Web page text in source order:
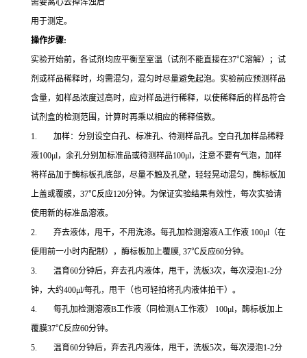
需要离心去掉浑浊后
用于测定。
操作步骤:
实验开始前，各试剂均应平衡至室温（试剂不能直接在37℃溶解）；试
剂或样品稀释时，均需混匀，混匀时尽量避免起泡。实验前应预测样品
含量，如样品浓度过高时，应对样品进行稀释，以使稀释后的样品符合
试剂盒的检测范围，计算时再乘以相应的稀释倍数。
1. 加样：分别设空白孔、标准孔、待测样品孔。空白孔加样品稀释
液100μl，余孔分别加标准品或待测样品100μl，注意不要有气泡，加样
将样品加于酶标板孔底部，尽量不触及孔壁，轻轻晃动混匀，酶标板加
上盖或覆膜，37℃反应120分钟。为保证实验结果有效性，每次实验请
使用新的标准品溶液。
2. 弃去液体，甩干，不用洗涤。每孔加检测溶液A工作液 100μl（在
使用前一小时内配制），酶标板加上覆膜, 37℃反应60分钟。
3. 温育60分钟后，弃去孔内液体，甩干，洗板3次，每次浸泡1-2分
钟，大约400μl/每孔，甩干（也可轻拍将孔内液体拍干）。
4. 每孔加检测溶液B工作液（同检测A工作液） 100μl，酶标板加上
覆膜37℃反应60分钟。
5. 温育60分钟后，弃去孔内液体，甩干，洗板5次，每次浸泡1-2分